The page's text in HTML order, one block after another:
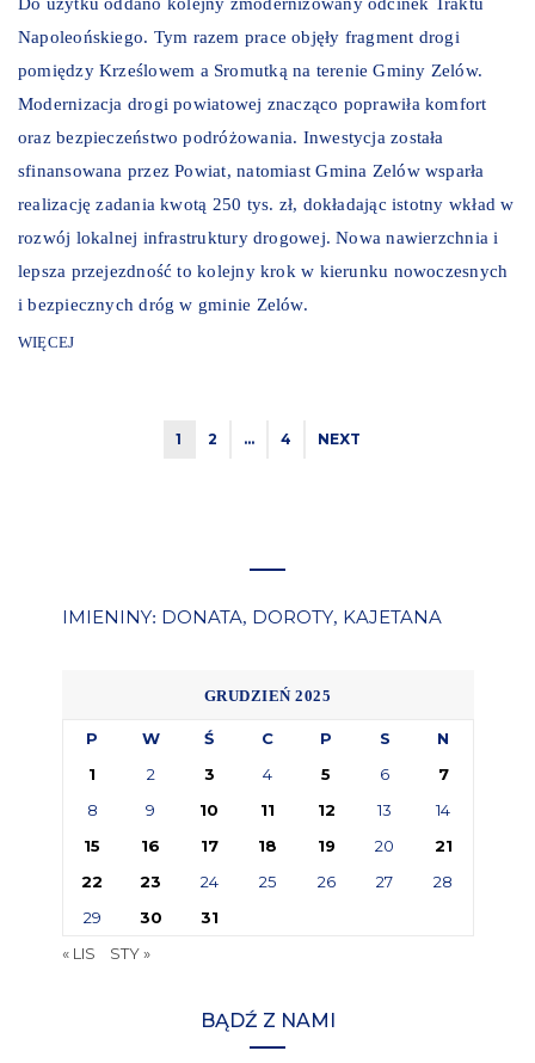
Napoleońskiego. Tym razem prace objęły fragment drogi
pomiędzy Krześlowem a Sromutką na terenie Gminy Zelów.
Modernizacja drogi powiatowej znacząco poprawiła komfort
oraz bezpieczeństwo podróżowania. Inwestycja została
sfinansowana przez Powiat, natomiast Gmina Zelów wsparła
realizację zadania kwotą 250 tys. zł, dokładając istotny wkład w
rozwój lokalnej infrastruktury drogowej. Nowa nawierzchnia i
lepsza przejezdność to kolejny krok w kierunku nowoczesnych
i bezpiecznych dróg w gminie Zelów.
WIĘCEJ
1 2 … 4 NEXT
IMIENINY: DONATA, DOROTY, KAJETANA
GRUDZIEŃ 2025
P W Ś C P S
N
1
2 3 4 5 6
7
8
9 10 11 12 13
14
15
16 17 18 19 20
21
22
23 24 25 26 27
28
29
30
31
« LIS
STY »
BĄDŹ Z NAMI